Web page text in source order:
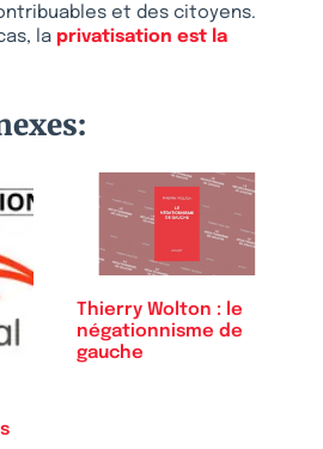
et des citoyens.
la privatisation est la
Thierry Wolton : le
négationnisme de
gauche